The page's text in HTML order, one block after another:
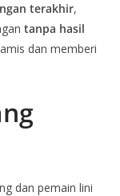
terakhir,
tanpa hasil
dan memberi
dan pemain lini